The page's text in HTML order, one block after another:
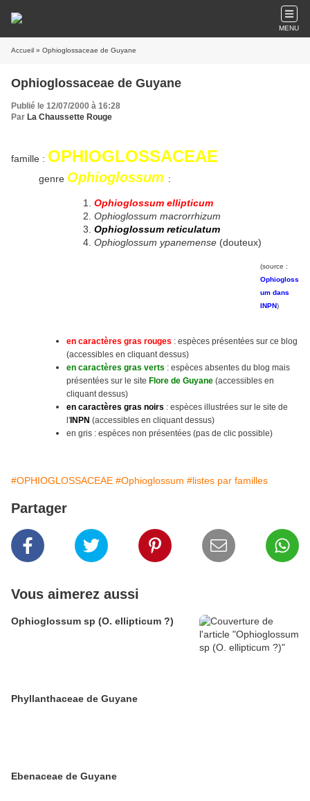
MENU
Accueil » Ophioglossaceae de Guyane
Ophioglossaceae de Guyane
Publié le 12/07/2000 à 16:28
Par La Chaussette Rouge
famille : OPHIOGLOSSACEAE
genre Ophioglossum :
Ophioglossum ellipticum
Ophioglossum macrorrhizum
Ophioglossum reticulatum
Ophioglossum ypanemense (douteux)
(source :
Ophiogloss
um dans
INPN)
en caractères gras rouges : espèces présentées sur ce blog
(accessibles en cliquant dessus)
en caractères gras verts : espèces absentes du blog mais
présentées sur le site Flore de Guyane (accessibles en
cliquant dessus)
en caractères gras noirs : espèces illustrées sur le site de
l' INPN (accessibles en cliquant dessus)
en gris : espèces non présentées (pas de clic possible)
#OPHIOGLOSSACEAE #Ophioglossum #listes par familles
Partager
Vous aimerez aussi
Ophioglossum sp (O. ellipticum ?)
Phyllanthaceae de Guyane
Ebenaceae de Guyane